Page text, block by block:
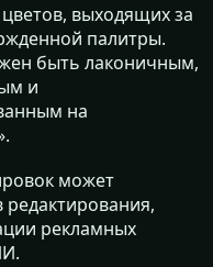
выходящих за
палитры.
быть лаконичным,
и
на
может
редактирования,
рекламных